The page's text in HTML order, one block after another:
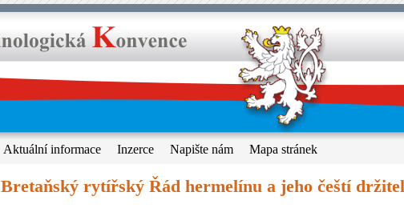
Aktuální informace Inzerce Napište nám
Mapa stránek
Bretaňský rytířský Řád hermelínu a jeho čeští